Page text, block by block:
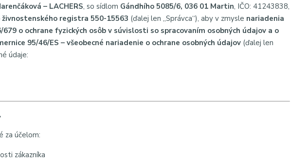
– LACHERS, so sídlom Gándhího 5085/6, 036 01 Martin, IČO: 41243838,
registra 550-15563 (ďalej len „Správca“), aby v zmysle nariadenia
o ochrane fyzických osôb v súvislosti so spracovaním osobných údajov a o
95/46/ES – všeobecné nariadenie o ochrane osobných údajov (ďalej len
údaje:
za účelom:
zákazníka